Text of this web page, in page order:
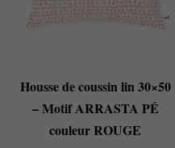
Housse de coussin lin 30×50
– Motif ARRASTA PÉ
couleur ROUGE